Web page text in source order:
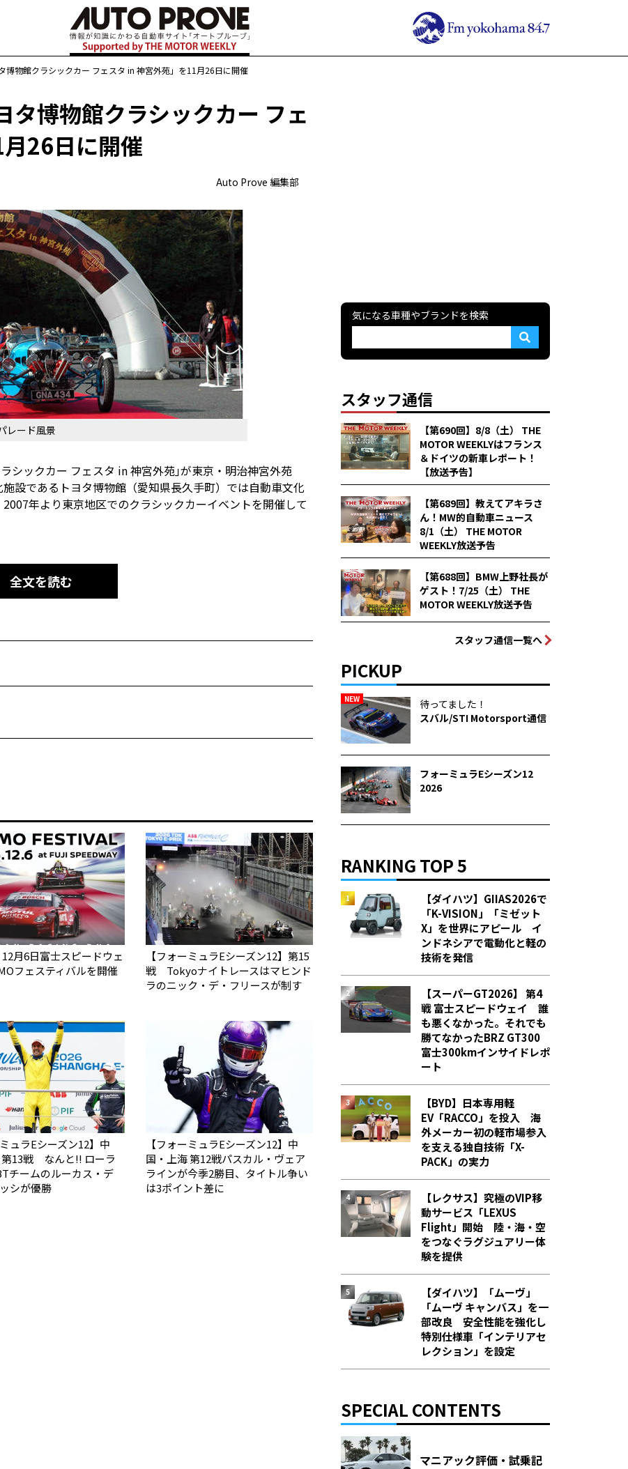
博物館クラシックカー フェスタ in 神宮外苑」を11月26日に開催
タ博物館クラシックカー フェ
26日に開催
Auto Prove 編集部
レード風景
シックカー フェスタ in 神宮外苑｣が東京・明治神宮外苑
設であるトヨタ博物館（愛知県長久手町）では自動車文化
年より東京地区でのクラシックカーイベントを開催して
全文を読む
12月6日富士スピードウェ
フェスティバルを開催
【フォーミュラEシーズン12】第15
戦 Tokyoナイトレースはマヒンド
ラのニック・デ・フリースが制す
ミュラEシーズン12】中
第13戦 なんと!! ローラ
チームのルーカス・デ
シが優勝
【フォーミュラEシーズン12】中
国・上海 第12戦パスカル・ヴェア
ラインが今季2勝目、タイトル争い
は3ポイント差に
気になる車種やブランドを検索
スタッフ通信
【第690回】8/8（土） THE
MOTOR WEEKLYはフランス
＆ドイツの新車レポート！
【放送予告】
【第689回】教えてアキラさ
ん！MW的自動車ニュース
8/1（土） THE MOTOR
WEEKLY放送予告
【第688回】BMW上野社長が
ゲスト！7/25（土） THE
MOTOR WEEKLY放送予告
スタッフ通信一覧へ
PICKUP
NEW
待ってました！
スバル/STI Motorsport通信
フォーミュラEシーズン12
2026
RANKING TOP 5
【ダイハツ】GIIAS2026で
「K-VISION」「ミゼット
X」を世界にアピール イ
ンドネシアで電動化と軽の
技術を発信
【スーパーGT2026】 第4
戦 富士スピードウェイ 誰
も悪くなかった。それでも
勝てなかった――BRZ GT300
富士300kmインサイドレポ
ート
【BYD】日本専用軽
EV「RACCO」を投入 海
外メーカー初の軽市場参入
を支える独自技術「X-
PACK」の実力
【レクサス】究極のVIP移
動サービス「LEXUS
Flight」開始 陸・海・空
をつなぐラグジュアリー体
験を提供
【ダイハツ】「ムーヴ」
「ムーヴ キャンバス」を一
部改良 安全性能を強化し
特別仕様車「インテリアセ
レクション」を設定
SPECIAL CONTENTS
マニアック評価・試乗記